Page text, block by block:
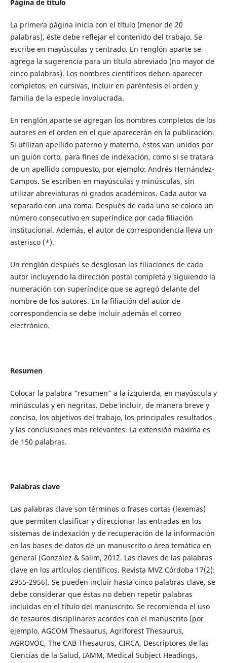
Página de título
La primera página inicia con el título (menor de 20
palabras), éste debe reflejar el contenido del trabajo. Se
escribe en mayúsculas y centrado. En renglón aparte se
agrega la sugerencia para un título abreviado (no mayor de
cinco palabras). Los nombres científicos deben aparecer
completos, en cursivas, incluir en paréntesis el orden y
familia de la especie involucrada.
En renglón aparte se agregan los nombres completos de los
autores en el orden en el que aparecerán en la publicación.
Si utilizan apellido paterno y materno, éstos van unidos por
un guión corto, para fines de indexación, como si se tratara
de un apellido compuesto, por ejemplo: Andrés Hernández-
Campos. Se escriben en mayúsculas y minúsculas, sin
utilizar abreviaturas ni grados académicos. Cada autor va
separado con una coma. Después de cada uno se coloca un
número consecutivo en superíndice por cada filiación
institucional. Además, el autor de correspondencia lleva un
asterisco (*).
Un renglón después se desglosan las filiaciones de cada
autor incluyendo la dirección postal completa y siguiendo la
numeración con superíndice que se agregó delante del
nombre de los autores. En la filiación del autor de
correspondencia se debe incluir además el correo
electrónico.
Resumen
Colocar la palabra “resumen” a la izquierda, en mayúscula y
minúsculas y en negritas. Debe incluir, de manera breve y
concisa, los objetivos del trabajo, los principales resultados
y las conclusiones más relevantes. La extensión máxima es
de 150 palabras.
Palabras clave
Las palabras clave son términos o frases cortas (lexemas)
que permiten clasificar y direccionar las entradas en los
sistemas de indexación y de recuperación de la información
en las bases de datos de un manuscrito o área temática en
general (González & Salim, 2012. Las claves de las palabras
clave en los artículos científicos. Revista MVZ Córdoba 17(2):
2955-2956). Se pueden incluir hasta cinco palabras clave, se
debe considerar que éstas no deben repetir palabras
incluidas en el título del manuscrito. Se recomienda el uso
de tesauros disciplinares acordes con el manuscrito (por
ejemplo, AGCOM Thesaurus, Agriforest Thesaurus,
AGROVOC, The CAB Thesaurus, CIRCA, Descriptores de las
Ciencias de la Salud, IAMM, Medical Subject Headings,